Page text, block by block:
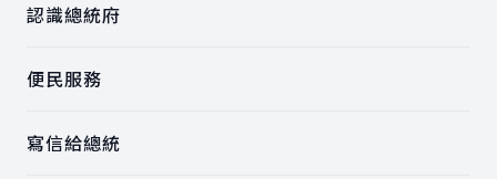
認識總統府
便民服務
寫信給總統